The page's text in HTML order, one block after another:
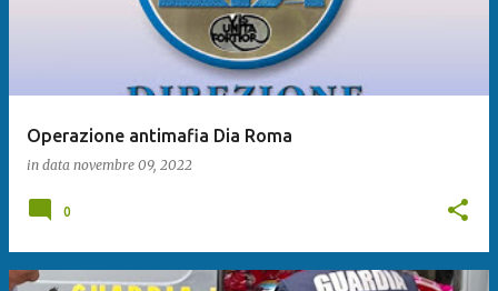
Operazione antimafia Dia Roma
in data novembre 09, 2022
0